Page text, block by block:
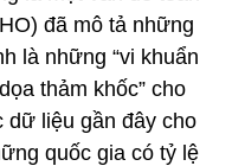
đã mô tả những
là những “vi khuẩn
thảm khốc” cho
dữ liệu gần đây cho
quốc gia có tỷ lệ